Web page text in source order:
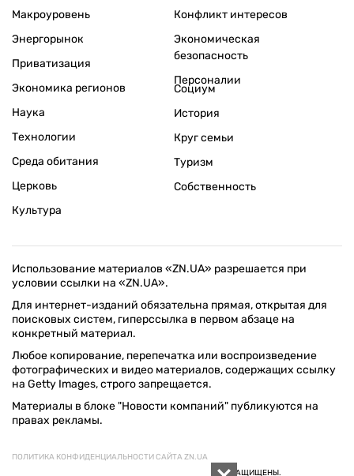
Макроуровень
Энергорынок
Приватизация
Экономика регионов
Конфликт интересов
Экономическая
безопасность
Персоналии
Наука
Технологии
Среда обитания
Церковь
Культура
Социум
История
Круг семьи
Туризм
Собственность
Использование материалов «ZN.UA» разрешается при
условии ссылки на «ZN.UA».
Для интернет-изданий обязательна прямая, открытая для
поисковых систем, гиперссылка в первом абзаце на
конкретный материал.
Любое копирование, перепечатка или воспроизведение
фотографических и видео материалов, содержащих ссылку
на Getty Images, строго запрещается.
Материалы в блоке "Новости компаний" публикуются на
правах рекламы.
ПОЛИТИКА КОНФИДЕНЦИАЛЬНОСТИ САЙТА ZN.UA
© 1994–2026 «ЗЕРКАЛО НЕДЕЛИ. УКРАИНА». ВСЕ ПРАВА ЗАЩИЩЕНЫ.